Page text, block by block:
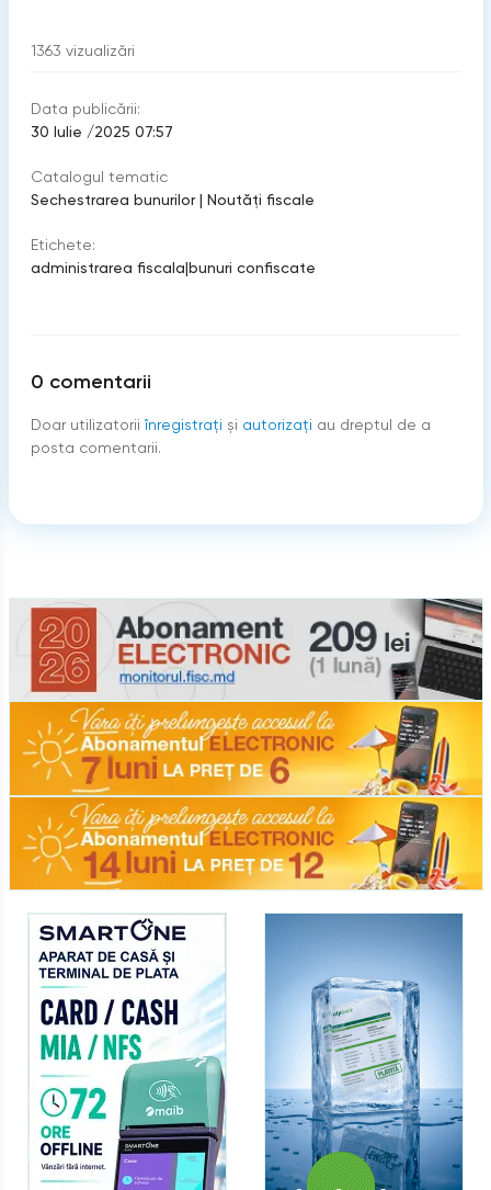
1363 vizualizări
Data publicării:
30 Iulie /2025 07:57
Catalogul tematic
Sechestrarea bunurilor | Noutăți fiscale
Etichete:
administrarea fiscala|bunuri confiscate
0 comentarii
Doar utilizatorii înregistraţi şi autorizați au dreptul de a
posta comentarii.